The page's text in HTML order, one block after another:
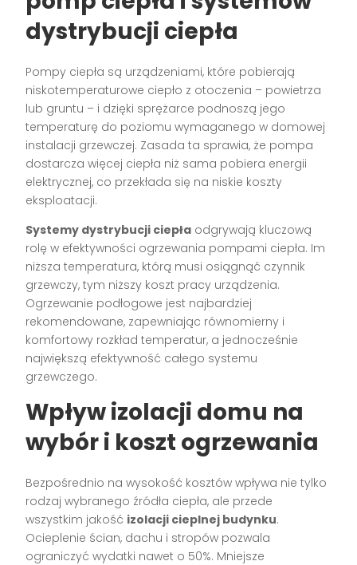
dystrybucji ciepła
Pompy ciepła są urządzeniami, które pobierają
niskotemperaturowe ciepło z otoczenia – powietrza
lub gruntu – i dzięki sprężarce podnoszą jego
temperaturę do poziomu wymaganego w domowej
instalacji grzewczej. Zasada ta sprawia, że pompa
dostarcza więcej ciepła niż sama pobiera energii
elektrycznej, co przekłada się na niskie koszty
eksploatacji.
Systemy dystrybucji ciepła odgrywają kluczową
rolę w efektywności ogrzewania pompami ciepła. Im
niższa temperatura, którą musi osiągnąć czynnik
grzewczy, tym niższy koszt pracy urządzenia.
Ogrzewanie podłogowe jest najbardziej
rekomendowane, zapewniając równomierny i
komfortowy rozkład temperatur, a jednocześnie
największą efektywność całego systemu
grzewczego.
Wpływ izolacji domu na
wybór i koszt ogrzewania
Bezpośrednio na wysokość kosztów wpływa nie tylko
rodzaj wybranego źródła ciepła, ale przede
wszystkim jakość izolacji cieplnej budynku.
Ocieplenie ścian, dachu i stropów pozwala
ograniczyć wydatki nawet o 50%. Mniejsze